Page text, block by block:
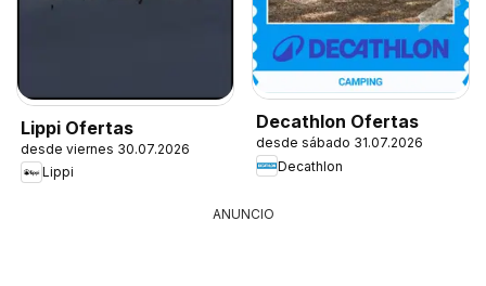
Lippi Ofertas
desde viernes 30.07.2026
Lippi
Decathlon Ofertas
desde sábado 31.07.2026
Decathlon
ANUNCIO